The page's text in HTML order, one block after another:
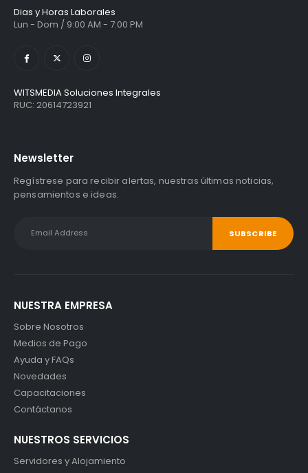
Dias y Horas Laborales
Lun - Dom / 9:00 AM - 7:00 PM
WITSMEDIA Soluciones Integrales
RUC: 20614723921
Newsletter
Regístrese para recibir alertas, nuestras últimas noticias,
pensamientos e ideas.
NUESTRA EMPRESA
Sobre Nosotros
Medios de Pago
Ayuda y FAQs
Novedades
Capacitaciones
Contáctanos
NUESTROS SERVICIOS
Servidores y Alojamiento